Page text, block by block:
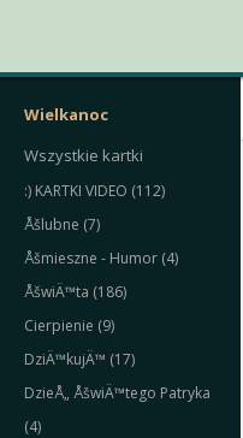
Wielkanoc
Wszystkie kartki
:) KARTKI VIDEO (112)
Åšlubne (7)
Åšmieszne - Humor (4)
ÅšwiÄ™ta (186)
Cierpienie (9)
DziÄ™kujÄ™ (17)
DzieÅ„ ÅšwiÄ™tego Patryka
(4)